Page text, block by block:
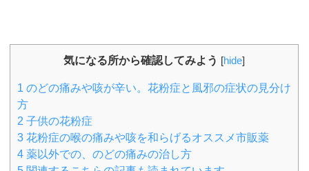
気になる所から確認してみよう [hide]
1 のどの痛みや咳が辛い。花粉症と風邪の症状の見分け
方
2 子供の花粉症
3 花粉症の喉の痛みや咳を和らげるオススメ市販薬
4 薬以外での、のどの痛みの治し方